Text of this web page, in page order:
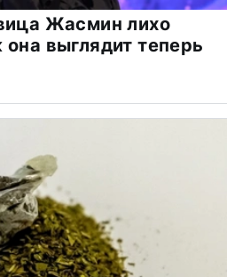
Жасмин лихо
выглядит теперь